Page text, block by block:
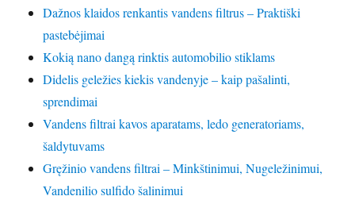
Dažnos klaidos renkantis vandens filtrus – Praktiški
pastebėjimai
Kokią nano dangą rinktis automobilio stiklams
Didelis geležies kiekis vandenyje – kaip pašalinti,
sprendimai
Vandens filtrai kavos aparatams, ledo generatoriams,
šaldytuvams
Gręžinio vandens filtrai – Minkštinimui, Nugeležinimui,
Vandenilio sulfido šalinimui